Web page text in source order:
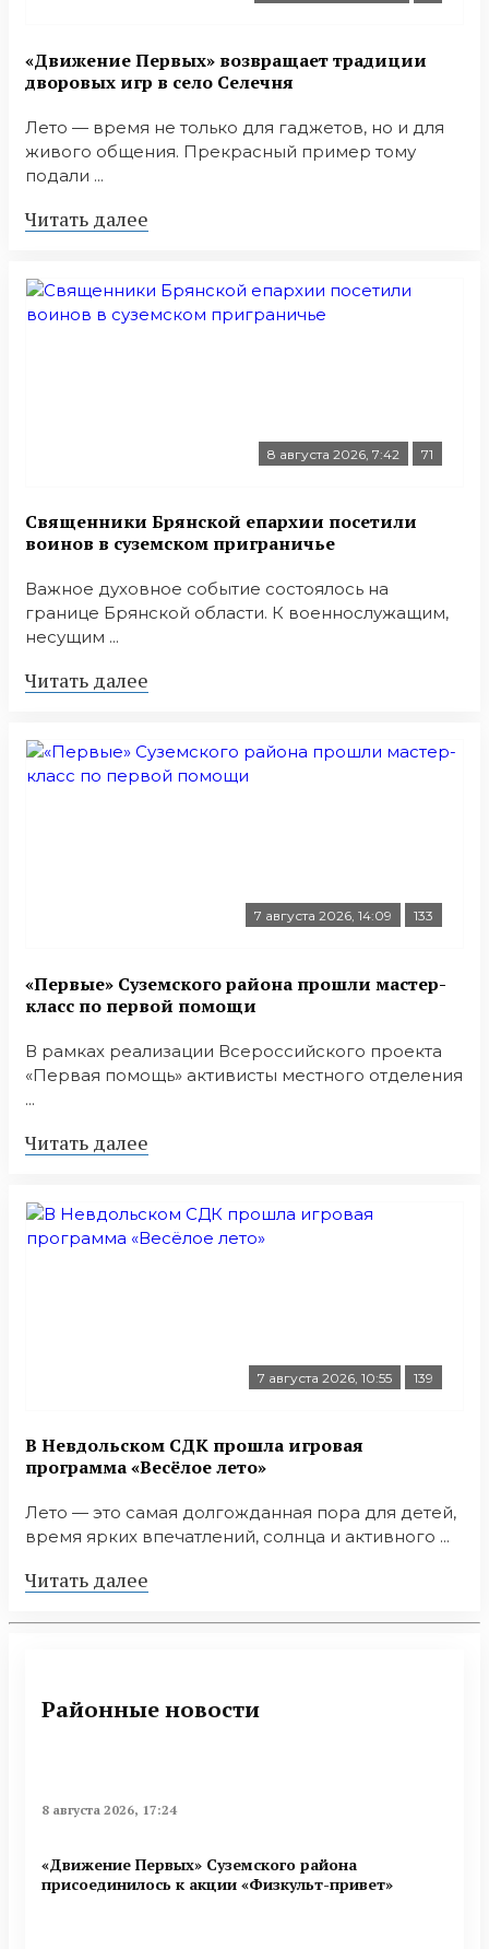
«Движение Первых» возвращает традиции
дворовых игр в село Селечня
Лето — время не только для гаджетов, но и для
живого общения. Прекрасный пример тому
подали ...
Читать далее
8 августа 2026, 7:42 71
Священники Брянской епархии посетили
воинов в суземском приграничье
Важное духовное событие состоялось на
границе Брянской области. К военнослужащим,
несущим ...
Читать далее
7 августа 2026, 14:09 133
«Первые» Суземского района прошли мастер-
класс по первой помощи
В рамках реализации Всероссийского проекта
«Первая помощь» активисты местного отделения
...
Читать далее
7 августа 2026, 10:55 139
В Невдольском СДК прошла игровая
программа «Весёлое лето»
Лето — это самая долгожданная пора для детей,
время ярких впечатлений, солнца и активного ...
Читать далее
Районные новости
8 августа 2026, 17:24
«Движение Первых» Суземского района
присоединилось к акции «Физкульт-привет»